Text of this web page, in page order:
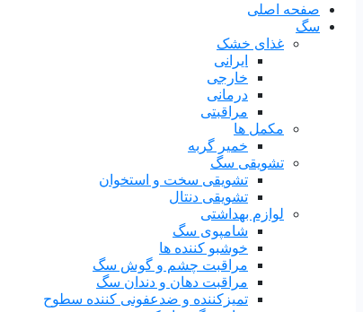
صفحه اصلی
سگ
غذای خشک
ایرانی
خارجی
درمانی
مراقبتی
مکمل ها
خمیر گربه
تشویقی سگ
تشویقی سخت و استخوان
تشویقی دنتال
لوازم بهداشتی
شامپوی سگ
خوشبو کننده ها
مراقبت چشم و گوش سگ
مراقبت دهان و دندان سگ
تمیزکننده و ضدعفونی کننده سطوح